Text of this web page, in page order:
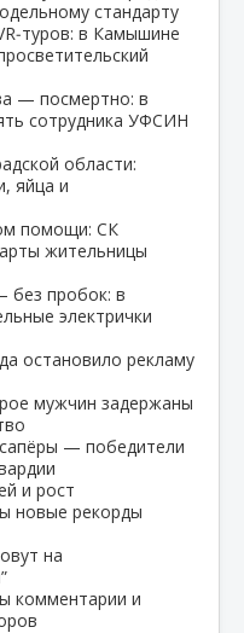
стандарту
в Камышине
— посмертно: в
сотрудника УФСИН
области:
яйца и
помощи: СК
жительницы
без пробок: в
электрички
остановило рекламу
мужчин задержаны
— победители
и рост
новые рекорды
на
комментарии и